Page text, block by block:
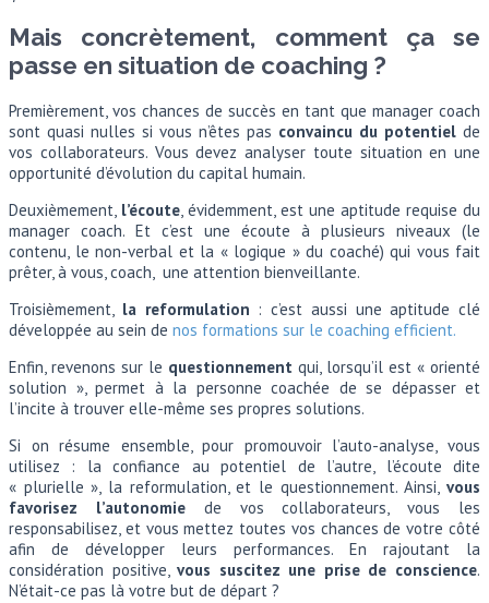
Mais concrètement, comment ça se
passe en situation de coaching ?
Premièrement, vos chances de succès en tant que manager coach
sont quasi nulles si vous n’êtes pas convaincu du potentiel de
vos collaborateurs. Vous devez analyser toute situation en une
opportunité d’évolution du capital humain.
Deuxièmement, l’écoute, évidemment, est une aptitude requise du
manager coach. Et c’est une écoute à plusieurs niveaux (le
contenu, le non-verbal et la « logique » du coaché) qui vous fait
prêter, à vous, coach, une attention bienveillante.
Troisièmement, la reformulation : c’est aussi une aptitude clé
développée au sein de nos formations sur le coaching efficient.
Enfin, revenons sur le questionnement qui, lorsqu’il est « orienté
solution », permet à la personne coachée de se dépasser et
l’incite à trouver elle-même ses propres solutions.
Si on résume ensemble, pour promouvoir l’auto-analyse, vous
utilisez : la confiance au potentiel de l’autre, l’écoute dite
« plurielle », la reformulation, et le questionnement. Ainsi, vous
favorisez l’autonomie de vos collaborateurs, vous les
responsabilisez, et vous mettez toutes vos chances de votre côté
afin de développer leurs performances. En rajoutant la
considération positive,vous suscitez une prise de conscience.
N’était-ce pas là votre but de départ ?